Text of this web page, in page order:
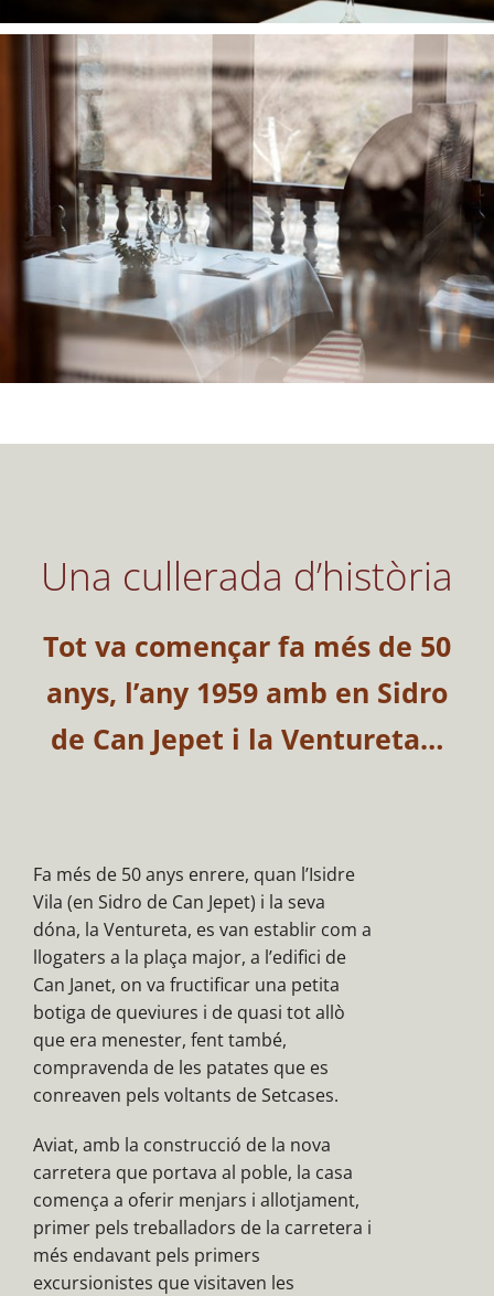
Una cullerada d’història
Tot va començar fa més de 50
anys, l’any 1959 amb en Sidro
de Can Jepet i la Ventureta…
Fa més de 50 anys enrere, quan l’Isidre
Vila (en Sidro de Can Jepet) i la seva
dóna, la Ventureta, es van establir com a
llogaters a la plaça major, a l’edifici de
Can Janet, on va fructificar una petita
botiga de queviures i de quasi tot allò
que era menester, fent també,
compravenda de les patates que es
conreaven pels voltants de Setcases.
Aviat, amb la construcció de la nova
carretera que portava al poble, la casa
comença a oferir menjars i allotjament,
primer pels treballadors de la carretera i
més endavant pels primers
excursionistes que visitaven les